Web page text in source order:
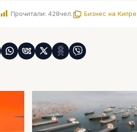
Прочитали: 428чел. Бизнес на Кипре